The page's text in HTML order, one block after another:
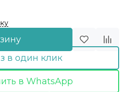
в один клик
в WhatsApp